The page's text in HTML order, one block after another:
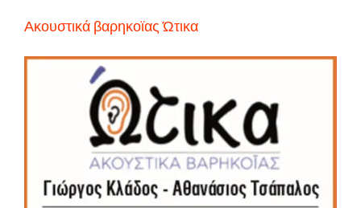
Ακουστικά βαρηκοϊας Ώτικα